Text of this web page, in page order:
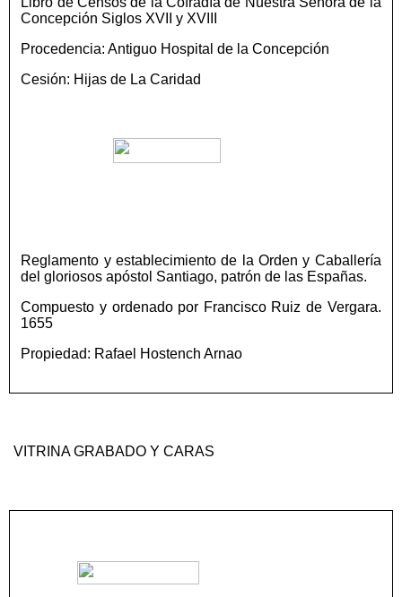
Concepción Siglos XVII y XVIII
Procedencia: Antiguo Hospital de la Concepción
Cesión: Hijas de La Caridad
Reglamento y establecimiento de la Orden y Caballería
del gloriosos apóstol Santiago, patrón de las Españas.
Compuesto y ordenado por Francisco Ruiz de Vergara.
1655
Propiedad: Rafael Hostench Arnao
VITRINA GRABADO Y CARAS